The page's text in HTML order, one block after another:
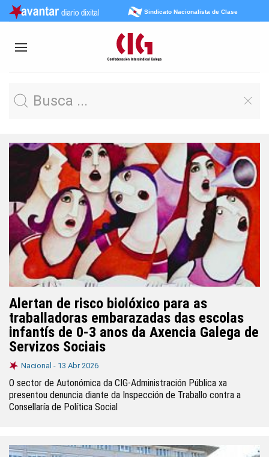
Sindicato Nacionalista de Clase
Alertan de risco biolóxico para as
traballadoras embarazadas das escolas
infantís de 0-3 anos da Axencia Galega de
Servizos Sociais
Nacional - 13 Abr 2026
O sector de Autonómica da CIG-Administración Pública xa
presentou denuncia diante da Inspección de Traballo contra a
Consellaría de Política Social